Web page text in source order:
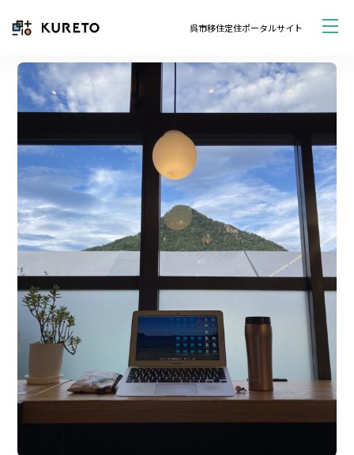
呉市移住定住ポータルサイト